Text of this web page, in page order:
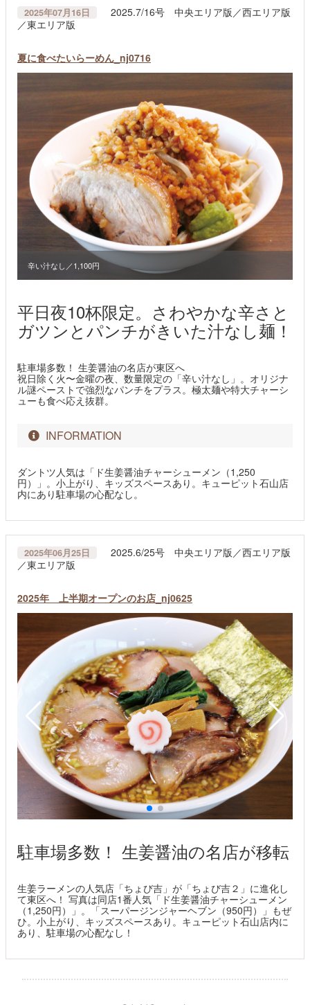
2025年07月16日
2025.7/16号 中央エリア版／西エリア版
／東エリア版
夏に食べたいらーめん_nj0716
辛い汁なし／1,100円
平日夜10杯限定。さわやかな辛さと
ガツンとパンチがきいた汁なし麺！
駐車場多数！ 生姜醤油の名店が東区へ
祝日除く火〜金曜の夜、数量限定の「辛い汁なし」。オリジナ
ル謎ペーストで強烈なパンチをプラス。極太麺や特大チャーシ
ューも食べ応え抜群。
INFORMATION
ダントツ人気は「ド生姜醤油チャーシューメン（1,250
円）」。小上がり、キッズスペースあり。キューピット石山店
内にあり駐車場の心配なし。
2025年06月25日
2025.6/25号 中央エリア版／西エリア版
／東エリア版
2025年 上半期オープンのお店_nj0625
駐車場多数！ 生姜醤油の名店が移転
生姜ラーメンの人気店「ちょび吉」が「ちょび吉２」に進化し
て東区へ！ 写真は同店1番人気「ド生姜醤油チャーシューメン
（1,250円）」。「スーパージンジャーヘブン（950円）」もぜ
ひ。小上がり、キッズスペースあり。キューピット石山店内に
あり、駐車場の心配なし！